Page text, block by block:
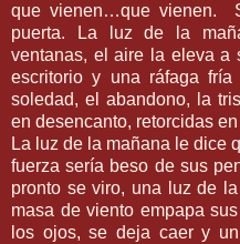
que vienen…que vienen.
puerta. La luz de la
ventanas, el aire la eleva a
escritorio y una ráfaga
soledad, el abandono, la
en desencanto, retorcidas
La luz de la mañana le dice
fuerza sería beso de sus
pronto se viro, una luz de
masa de viento empapa
los ojos, se deja caer y